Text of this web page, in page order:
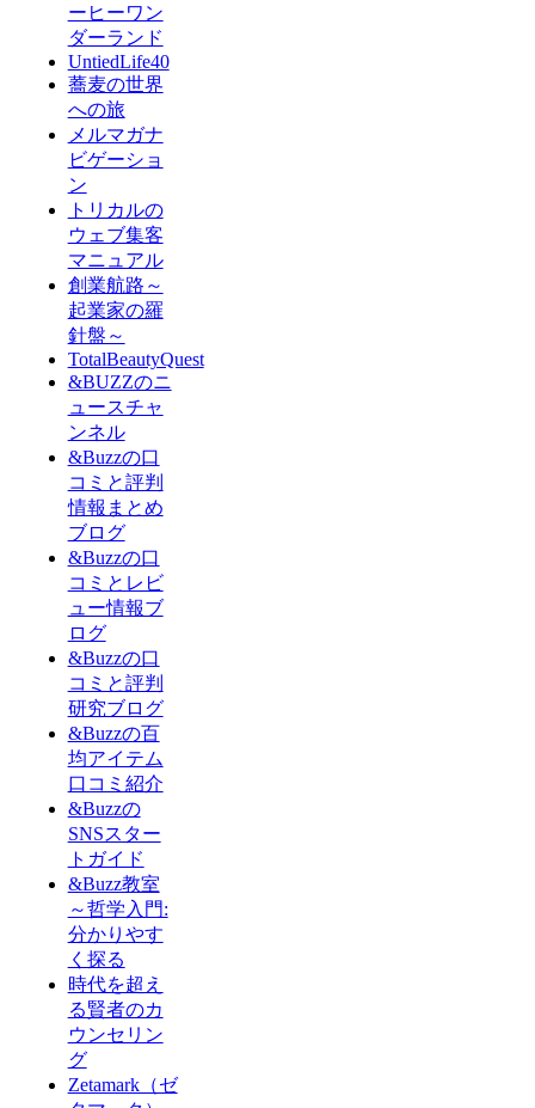
ーヒーワン
ダーランド
UntiedLife40
蕎麦の世界
への旅
メルマガナ
ビゲーショ
ン
トリカルの
ウェブ集客
マニュアル
創業航路～
起業家の羅
針盤～
TotalBeautyQuest
&BUZZのニ
ュースチャ
ンネル
&Buzzの口
コミと評判
情報まとめ
ブログ
&Buzzの口
コミとレビ
ュー情報ブ
ログ
&Buzzの口
コミと評判
研究ブログ
&Buzzの百
均アイテム
口コミ紹介
&Buzzの
SNSスター
トガイド
&Buzz教室
～哲学入門:
分かりやす
く探る
時代を超え
る賢者のカ
ウンセリン
グ
Zetamark（ゼ